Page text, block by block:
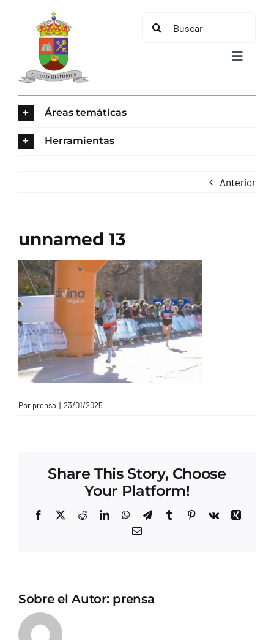
contenido
Buscar:
Toggle
CONTACTO
Áreas temáticas
Herramientas
Anterior
unnamed 13
Por prensa | 23/01/2025
Share This Story, Choose
Your Platform!
Facebook
X RedditLinkedInWhatsApp
TelegramTumblrPinterest
Vk
Xing
Correo
Sobre el Autor: prensa